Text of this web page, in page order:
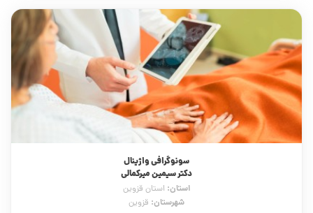
سونوگرافی واژینال
دکتر سیمین میرکمالی
استان: استان قزوین
شهرستان: قزوین